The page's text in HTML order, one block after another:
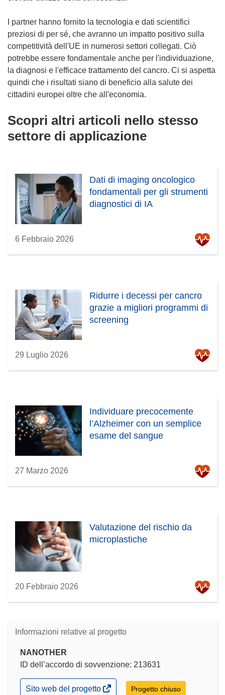
I partner hanno fornito la tecnologia e dati scientifici
preziosi di per sé, che avranno un impatto positivo sulla
competitività dell'UE in numerosi settori collegati. Ciò
potrebbe essere fondamentale anche per l'individuazione,
la diagnosi e l'efficace trattamento del cancro. Ci si aspetta
quindi che i risultati siano di beneficio alla salute dei
cittadini europei oltre che all'economia.
Scopri altri articoli nello stesso
settore di applicazione
Dati di imaging oncologico
fondamentali per gli strumenti
diagnostici di IA
6 Febbraio 2026
Ridurre i decessi per cancro
grazie a migliori programmi di
screening
29 Luglio 2026
Individuare precocemente
l’Alzheimer con un semplice
esame del sangue
27 Marzo 2026
Valutazione del rischio da
microplastiche
20 Febbraio 2026
Informazioni relative al progetto
NANOTHER
ID dell’accordo di sovvenzione: 213631
(si
Sito web del progetto Progetto chiuso